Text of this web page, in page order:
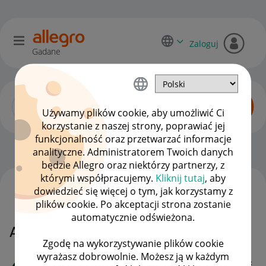
Używamy plików cookie, aby umożliwić Ci
korzystanie z naszej strony, poprawiać jej
funkcjonalność oraz przetwarzać informacje
analityczne. Administratorem Twoich danych
będzie Allegro oraz niektórzy partnerzy, z
którymi współpracujemy. Kliknij tutaj, aby
dowiedzieć się więcej o tym, jak korzystamy z
plików cookie. Po akceptacji strona zostanie
automatycznie odświeżona.
Zgodę na wykorzystywanie plików cookie
wyrażasz dobrowolnie. Możesz ją w każdym
Gadane
Zaloguj
Allegro Pay OPCJE
ALLEGRO PAY
WSZYSTKIE TEMATY